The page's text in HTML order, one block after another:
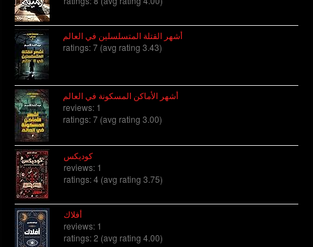
أشهر القتلة المتسلسلين في العالم
ratings: 7 (avg rating 3.43)
أشهر الأماكن المسكونة في العالم
reviews: 1
ratings: 7 (avg rating 3.00)
كوديكس
reviews: 1
ratings: 4 (avg rating 3.75)
أفلاك
reviews: 1
ratings: 2 (avg rating 4.00)